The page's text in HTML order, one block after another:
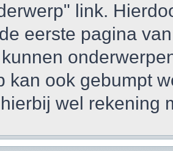
link.
eerste pagina
kan ook gebumpt
wel rekening